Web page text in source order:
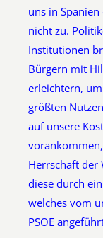
uns in
nicht zu.
Institutionen
Bürgern mit
erleichtern,
größten
auf unsere
Herrschaft der
diese durch
welches vom
PSOE